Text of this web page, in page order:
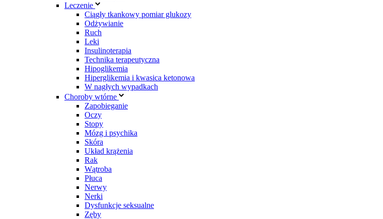
Leczenie
Ciągły tkankowy pomiar glukozy
Odżywianie
Ruch
Leki
Insulinoterapia
Technika terapeutyczna
Hipoglikemia
Hiperglikemia i kwasica ketonowa
W nagłych wypadkach
Choroby wtórne
Zapobieganie
Oczy
Stopy
Mózg i psychika
Skóra
Układ krążenia
Rak
Wątroba
Płuca
Nerwy
Nerki
Dysfunkcje seksualne
Zęby